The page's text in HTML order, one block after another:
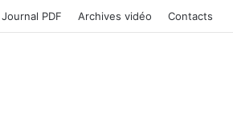
Journal PDF Archives vidéo Contacts